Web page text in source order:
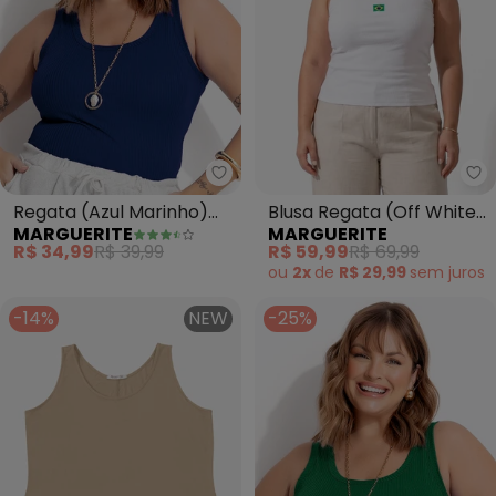
Marguerite - Regata (Azul
Regata (Azul Marinho)
em Canelado
MARGUERITE
R$ 34,99R$ 39,99
Blusa Regata (Off White)
Canelada com Bordado
do Brasil
MARGUERITE
R$ 59,99R$ 69,99
ou 2x de R$ 29,99 sem juros
-14% NEW -25%